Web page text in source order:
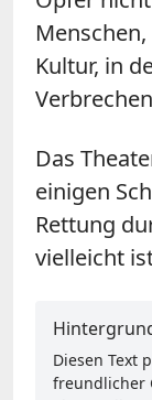
Kultur, in
Das
einigen
Rettung
vielleicht
Diesen Text
freundlicher